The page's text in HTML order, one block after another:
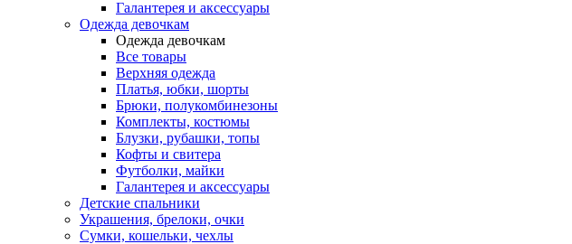
Галантерея и аксессуары
Одежда девочкам
Одежда девочкам
Все товары
Верхняя одежда
Платья, юбки, шорты
Брюки, полукомбинезоны
Комплекты, костюмы
Блузки, рубашки, топы
Кофты и свитера
Футболки, майки
Галантерея и аксессуары
Детские спальники
Украшения, брелоки, очки
Сумки, кошельки, чехлы